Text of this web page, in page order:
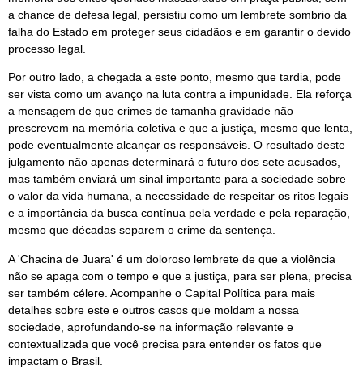
a chance de defesa legal, persistiu como um lembrete sombrio da
falha do Estado em proteger seus cidadãos e em garantir o devido
processo legal.
Por outro lado, a chegada a este ponto, mesmo que tardia, pode
ser vista como um avanço na luta contra a impunidade. Ela reforça
a mensagem de que crimes de tamanha gravidade não
prescrevem na memória coletiva e que a justiça, mesmo que lenta,
pode eventualmente alcançar os responsáveis. O resultado deste
julgamento não apenas determinará o futuro dos sete acusados,
mas também enviará um sinal importante para a sociedade sobre
o valor da vida humana, a necessidade de respeitar os ritos legais
e a importância da busca contínua pela verdade e pela reparação,
mesmo que décadas separem o crime da sentença.
A 'Chacina de Juara' é um doloroso lembrete de que a violência
não se apaga com o tempo e que a justiça, para ser plena, precisa
ser também célere. Acompanhe o Capital Política para mais
detalhes sobre este e outros casos que moldam a nossa
sociedade, aprofundando-se na informação relevante e
contextualizada que você precisa para entender os fatos que
impactam o Brasil.